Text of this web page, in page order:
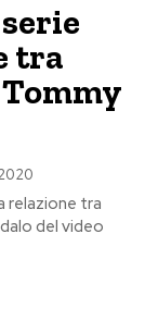
tra
relazione tra
del video